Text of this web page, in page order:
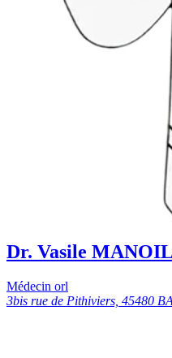
Dr. Vasile
Médecin orl
3bis rue de Pithiviers, 45480